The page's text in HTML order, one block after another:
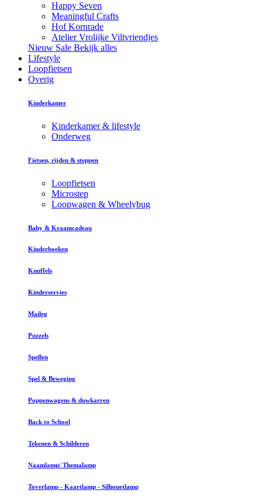
Happy Seven
Meaningful Crafts
Hof Kornrade
Atelier Vrolijke Viltvriendjes
Nieuw Sale Bekijk alles
Lifestyle
Loopfietsen
Overig
Kinderkamer
Kinderkamer & lifestyle
Onderweg
Fietsen, rijden & steppen
Loopfietsen
Microstep
Loopwagen & Wheelybug
Baby & Kraamcadeau
Kinderboeken
Knuffels
Kinderservies
Maileg
Puzzels
Spellen
Spel & Beweging
Poppenwagens & duwkarren
Back to School
Tekenen & Schilderen
Naamlamp/ Themalamp
Toverlamp - Kaartlamp - Silhouetlamp